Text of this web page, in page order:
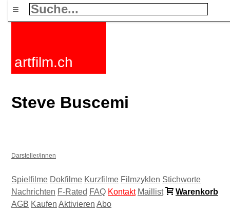
≡
artfilm.ch
Steve Buscemi
Darsteller/innen
Spielfilme Dokfilme Kurzfilme Filmzyklen Stichworte
Nachrichten F-Rated FAQ Kontakt Maillist
Warenkorb
AGB Kaufen Aktivieren Abo